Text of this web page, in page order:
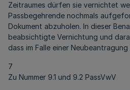
Zeitraumes dürfen sie vernichtet
Passbegehrende nochmals
Dokument abzuholen. In dieser
beabsichtigte Vernichtung und
dass im Falle einer
7
Zu Nummer 9.1 und 9.2 PassVwV